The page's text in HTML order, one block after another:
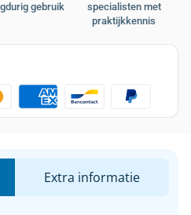
gebruik
specialisten met
praktijkkennis
Extra informatie